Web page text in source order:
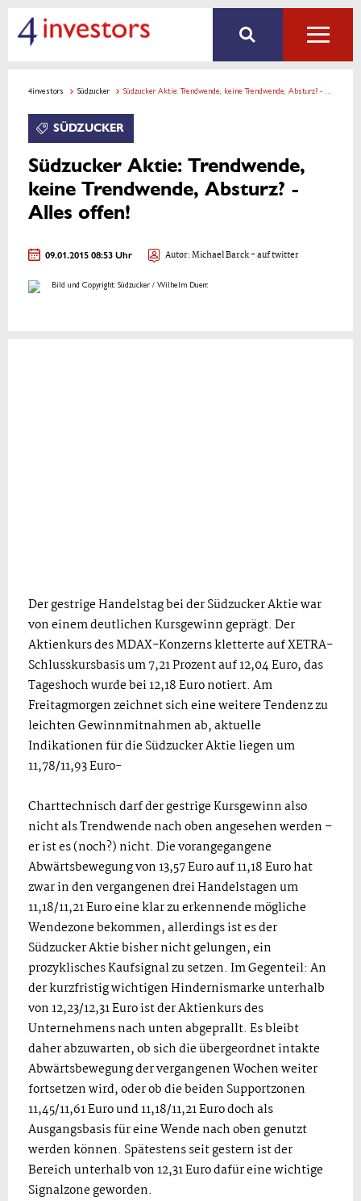
4investors Südzucker Südzucker Aktie: Trendwende, keine Trendwende, Absturz? - Alles offen!
SÜDZUCKER
Südzucker Aktie: Trendwende,
keine Trendwende, Absturz? -
Alles offen!
09.01.2015 08:53 Uhr Autor:Michael Barck- auf twitter
Bild und Copyright: Südzucker / Wilhelm Duerr.
Der gestrige Handelstag bei der Südzucker Aktie war
von einem deutlichen Kursgewinn geprägt. Der
Aktienkurs des MDAX-Konzerns kletterte auf XETRA-
Schlusskursbasis um 7,21 Prozent auf 12,04 Euro, das
Tageshoch wurde bei 12,18 Euro notiert. Am
Freitagmorgen zeichnet sich eine weitere Tendenz zu
leichten Gewinnmitnahmen ab, aktuelle
Indikationen für die Südzucker Aktie liegen um
11,78/11,93 Euro-
Charttechnisch darf der gestrige Kursgewinn also
nicht als Trendwende nach oben angesehen werden –
er ist es (noch?) nicht. Die vorangegangene
Abwärtsbewegung von 13,57 Euro auf 11,18 Euro hat
zwar in den vergangenen drei Handelstagen um
11,18/11,21 Euro eine klar zu erkennende mögliche
Wendezone bekommen, allerdings ist es der
Südzucker Aktie bisher nicht gelungen, ein
prozyklisches Kaufsignal zu setzen. Im Gegenteil: An
der kurzfristig wichtigen Hindernismarke unterhalb
von 12,23/12,31 Euro ist der Aktienkurs des
Unternehmens nach unten abgeprallt. Es bleibt
daher abzuwarten, ob sich die übergeordnet intakte
Abwärtsbewegung der vergangenen Wochen weiter
fortsetzen wird, oder ob die beiden Supportzonen
11,45/11,61 Euro und 11,18/11,21 Euro doch als
Ausgangsbasis für eine Wende nach oben genutzt
werden können. Spätestens seit gestern ist der
Bereich unterhalb von 12,31 Euro dafür eine wichtige
Signalzone geworden.